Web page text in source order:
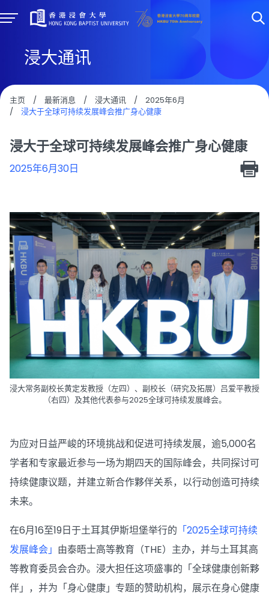
浸大通讯
主页 / 最新消息 / 浸大通讯 /
2025年6月
/
浸大于全球可持续发展峰会推广身心健康
浸大于全球可持续发展峰会推广身心健康
2025年6月30日
浸大常务副校长黄定发教授（左四）、副校长（研究及拓展）吕爱平教授
（右四）及其他代表参与2025全球可持续发展峰会。
为应对日益严峻的环境挑战和促进可持续发展，逾5,000名
学者和专家最近参与一场为期四天的国际峰会，共同探讨可
持续健康议题，并建立新合作夥伴关系，以行动创造可持续
未来。
在6月16至19日于土耳其伊斯坦堡举行的 「2025全球可持续
发展峰会」 由泰晤士高等教育（THE）主办，并与土耳其高
等教育委员会合办。浸大担任这项盛事的「全球健康创新夥
伴」，并为「身心健康」专题的赞助机构，展示在身心健康